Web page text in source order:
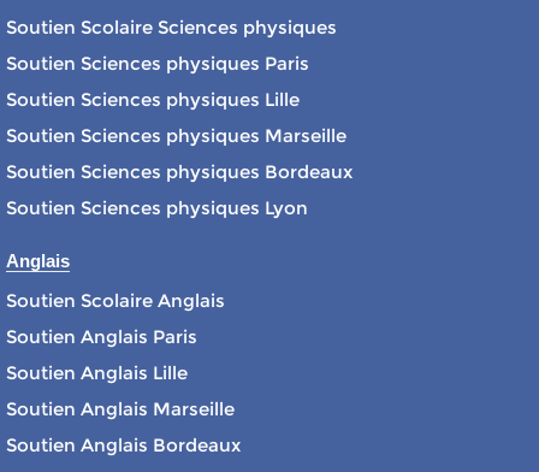
Soutien Scolaire Sciences physiques
Soutien Sciences physiques Paris
Soutien Sciences physiques Lille
Soutien Sciences physiques Marseille
Soutien Sciences physiques Bordeaux
Soutien Sciences physiques Lyon
Anglais
Soutien Scolaire Anglais
Soutien Anglais Paris
Soutien Anglais Lille
Soutien Anglais Marseille
Soutien Anglais Bordeaux